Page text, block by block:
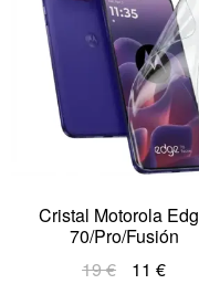
Cristal Motorola
70/Pro/Fusión
19€ 11 €